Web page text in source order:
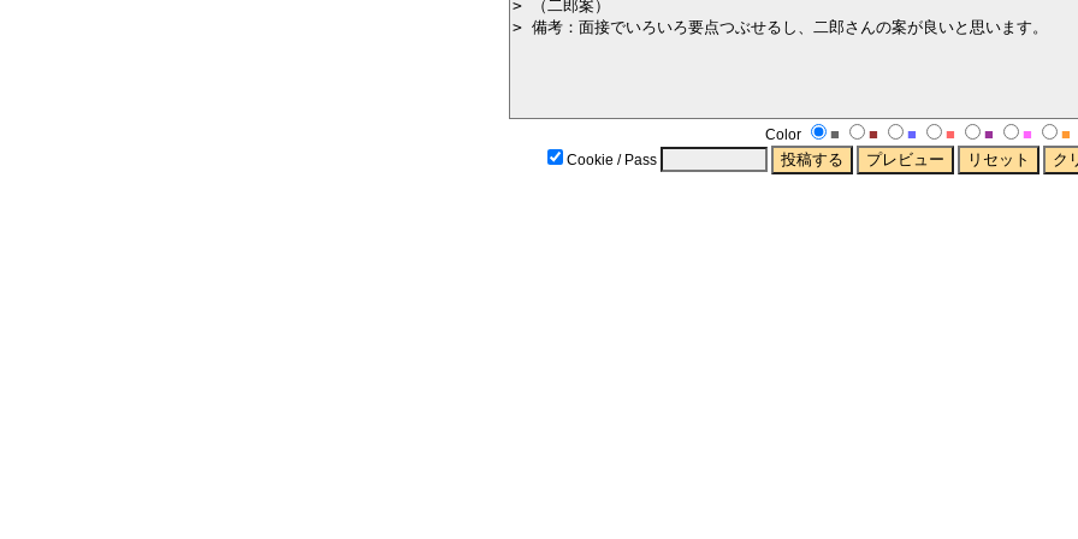
Color ■ ■ ■ ■ ■ ■ ■
Cookie / Pass